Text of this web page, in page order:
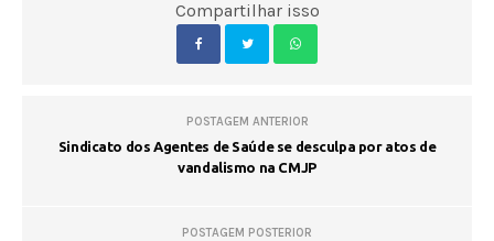
Compartilhar isso
POSTAGEM ANTERIOR
Sindicato dos Agentes de Saúde se desculpa por atos de
vandalismo na CMJP
POSTAGEM POSTERIOR